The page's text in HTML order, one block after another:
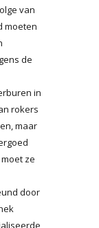
van
moeten
de
in
rokers
maar
ze
door